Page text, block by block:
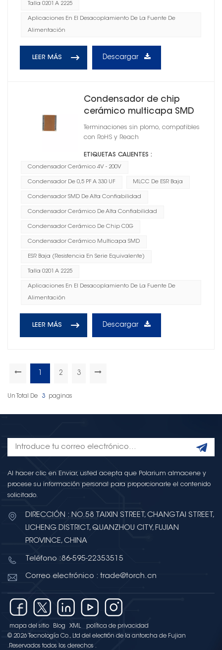
Talla 0201 A 2225
Aplicaciones En El Desacoplamiento De La Fuente De
Alimentación
LEER MÁS Descargar
Condensador de chip
cerámico multicapa SMD
1206
Terminaciones sin plomo, compatibles
con RoHS y Reach
ETIQUETAS CALIENTES :
Condensador Cerámico 4V - 200V
Condensador De 0,5 PF A 330 UF MLCC De ESR Baja
Condensador SMD De Alta Confiabilidad
Condensador Cerámico De Alta Confiabilidad
Condensador Cerámico De Chip C0G
Condensador Cerámico Multicapa SMD
ESR Baja (resistencia En Serie Equivalente)
Talla 0201 A 2225
Aplicaciones En El Desacoplamiento De La Fuente De
Alimentación
LEER MÁS Descargar
1 2 3
Un Total De 3 Paginas
Al hacer clic en Enviar, usted acepta que Polarium almacene y
procese su información personal para proporcionarle el contenido
solicitado.
DIRECCIÓN : NO.58 TAIXIN STREET, CHANGTAI STREET,
LICHENG DISTRICT, QUANZHOU CITY, FUJIAN
PROVINCE, CHINA
Teléfono :86-595-22353515
Correo electrónico : trade@torch.cn
mapa del sitio Blog XML
política de privacidad
© 2026 Tecnología Co., Ltd del electrón de la antorcha de Fujian
.Reservados todos los derechos .